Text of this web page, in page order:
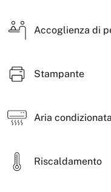
Accoglienza di
Stampante
Aria condizionata
Riscaldamento